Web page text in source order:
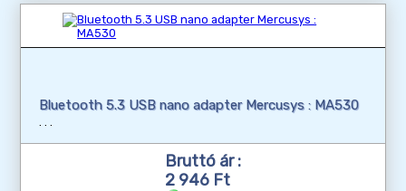
Bluetooth 5.3 USB nano adapter Mercusys : MA530
Bruttó ár :
2 946 Ft